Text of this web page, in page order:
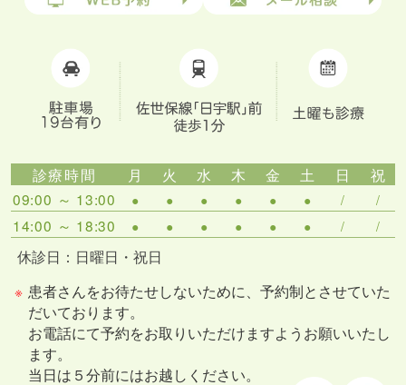
診療時間 月 火 水 木 金 土 日
祝
09:00 ～ 13:00
● ● ● ● ● ● / /
14:00 ～ 18:30 ● ● ● ● ● ● / /
休診日：日曜日・祝日
※ 患者さんをお待たせしないために、予約制とさせていた
だいております。
お電話にて予約をお取りいただけますようお願いいたし
ます。
当日は５分前にはお越しください。